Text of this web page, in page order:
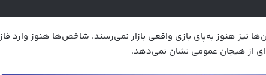
نیز هنوز به‌پای بازی واقعی بازار نمی‌رسند. شاخص‌ها هنوز وارد فاز
از هیجان عمومی نشان نمی‌دهد.